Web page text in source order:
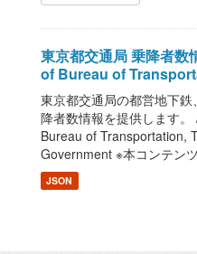
東京都交通局 乗降者
of Bureau of
東京都交通局の都営地下
降者数情報を提供します
Bureau of Transportation,
Government ※本コンテン
JSON